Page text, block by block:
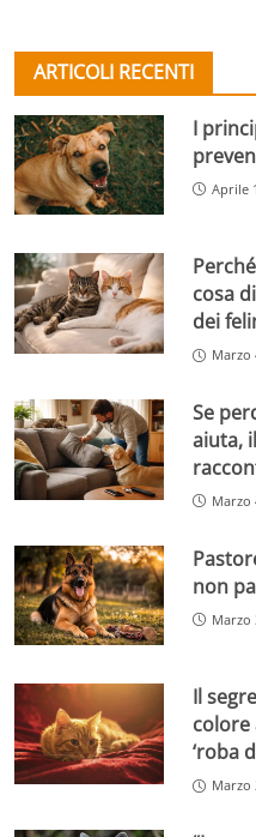
ARTICOLI RECENTI
I
Aprile
cosa
dei
Marzo
Se
aiuta,
Marzo
non
Marzo
Il
colore
‘roba
Marzo